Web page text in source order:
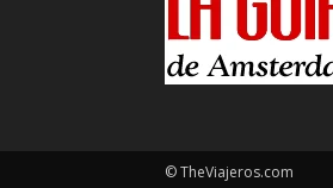
© TheViajeros.com